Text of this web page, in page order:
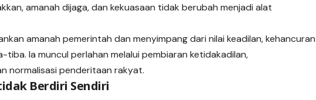
amanah dijaga, dan kekuasaan tidak berubah menjadi alat
amanah pemerintah dan menyimpang dari nilai keadilan, kehancuran
Ia muncul perlahan melalui pembiaran ketidakadilan,
normalisasi penderitaan rakyat.
Berdiri Sendiri